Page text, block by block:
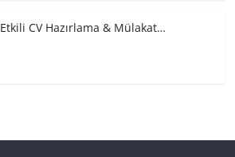
Etkili CV Hazırlama & Mülakat…